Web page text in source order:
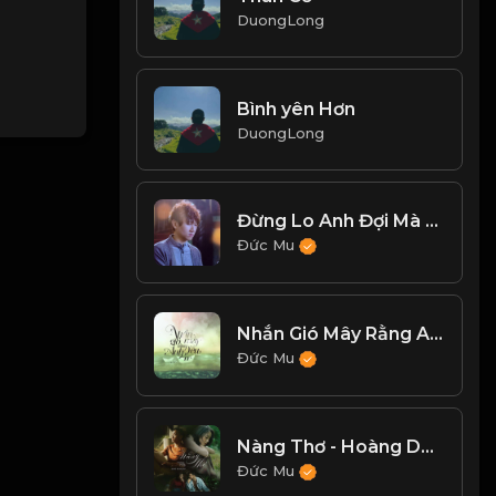
DuongLong
Bình yên Hơn
DuongLong
Đừng Lo Anh Đợi Mà - Mr Siro
Đức Mu
Nhắn Gió Mây Rằng Anh Yêu Em - Hoàng Hải
Đức Mu
Nàng Thơ - Hoàng Dũng
Đức Mu